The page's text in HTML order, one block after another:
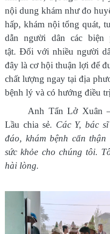
nội dung khám như đo
hấp, khám nội tổng quát,
dẫn người dân các biện
tật.Đối với nhiều người
đây là cơ hội thuận lợi để
chất lượng ngay tại địa
bệnh lý và có hướng điều
Anh Tẩn Lở Xuân
Lầu chia sẻ. Các Y, bác
đáo, khám bệnh cẩn
sức khỏe cho chúng tôi.
hài lòng.